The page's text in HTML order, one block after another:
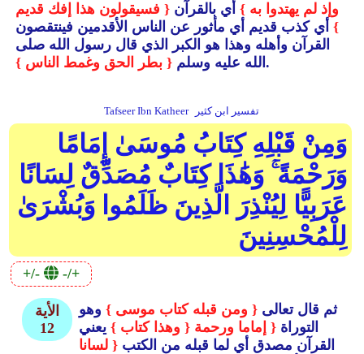
وإذ لم يهتدوا به }أي بالقرآن { فسيقولون هذا إفك قديم
}أي كذب قديم أي مأثور عن الناس الأقدمين فينتقصون
القرآن وأهله وهذا هو الكبر الذي قال رسول الله صلى
الله عليه وسلم { بطر الحق وغمط الناس } .
Tafseer Ibn Katheer تفسير ابن كثير
وَمِنْ قَبْلِهِ كِتَابُ مُوسَىٰ إِمَامًا
وَرَحْمَةً ۚ وَهَٰذَا كِتَابٌ مُصَدِّقٌ لِسَانًا
عَرَبِيًّا لِيُنْذِرَ الَّذِينَ ظَلَمُوا وَبُشْرَىٰ
لِلْمُحْسِنِينَ
+/- -/+
الأية
12
ثم قال تعالى { ومن قبله كتاب موسى }وهو
التوراة { إماما ورحمة { وهذا كتاب }يعني
القرآن مصدق أي لما قبله من الكتب { لسانا